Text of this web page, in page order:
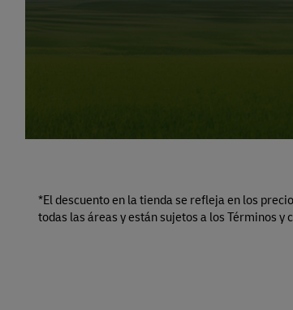
*El descuento en la tienda se refleja en los
todas las áreas y están sujetos a los Términos y